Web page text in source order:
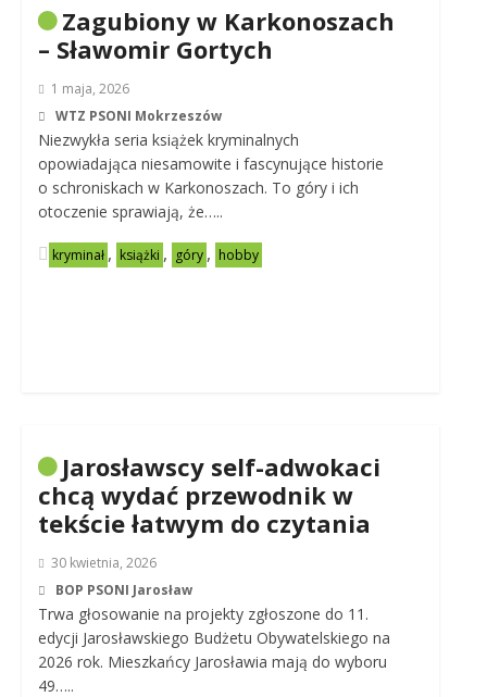
Zagubiony w Karkonoszach
– Sławomir Gortych
1 maja, 2026
WTZ PSONI Mokrzeszów
Niezwykła seria książek kryminalnych
opowiadająca niesamowite i fascynujące historie
o schroniskach w Karkonoszach. To góry i ich
otoczenie sprawiają, że…..
kryminał , książki , góry , hobby
Jarosławscy self-adwokaci
chcą wydać przewodnik w
tekście łatwym do czytania
30 kwietnia, 2026
BOP PSONI Jarosław
Trwa głosowanie na projekty zgłoszone do 11.
edycji Jarosławskiego Budżetu Obywatelskiego na
2026 rok. Mieszkańcy Jarosławia mają do wyboru
49…..